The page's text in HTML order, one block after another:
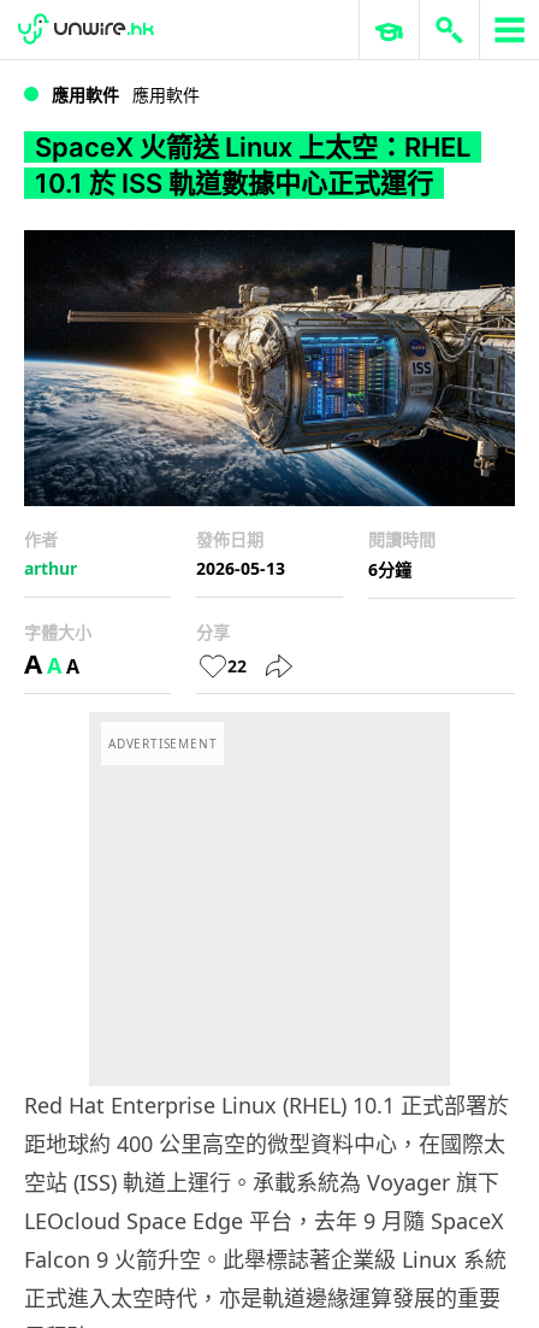
WWDC 2026 ERP 與商業 AI
應用軟件 應用軟件
SpaceX 火箭送 Linux 上太空：RHEL
10.1 於 ISS 軌道數據中心正式運行
作者
arthur
發佈日期
2026-05-13
閱讀時間
6分鐘
字體大小
AAA
分享
22
ADVERTISEMENT
Red Hat Enterprise Linux (RHEL) 10.1 正式部署於
距地球約 400 公里高空的微型資料中心，在國際太
空站 (ISS) 軌道上運行。承載系統為 Voyager 旗下
LEOcloud Space Edge 平台，去年 9 月隨 SpaceX
Falcon 9 火箭升空。此舉標誌著企業級 Linux 系統
正式進入太空時代，亦是軌道邊緣運算發展的重要